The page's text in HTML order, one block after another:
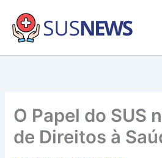
para
O Papel do SUS
de Direitos à